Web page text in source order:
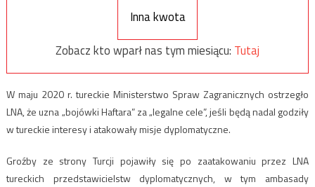
Inna kwota
Zobacz kto wparł nas tym miesiącu: Tutaj
W maju 2020 r. tureckie Ministerstwo Spraw Zagranicznych ostrzegło
LNA, że uzna „bojówki Haftara” za „legalne cele”, jeśli będą nadal godziły
w tureckie interesy i atakowały misje dyplomatyczne.
Groźby ze strony Turcji pojawiły się po zaatakowaniu przez LNA
tureckich przedstawicielstw dyplomatycznych, w tym ambasady